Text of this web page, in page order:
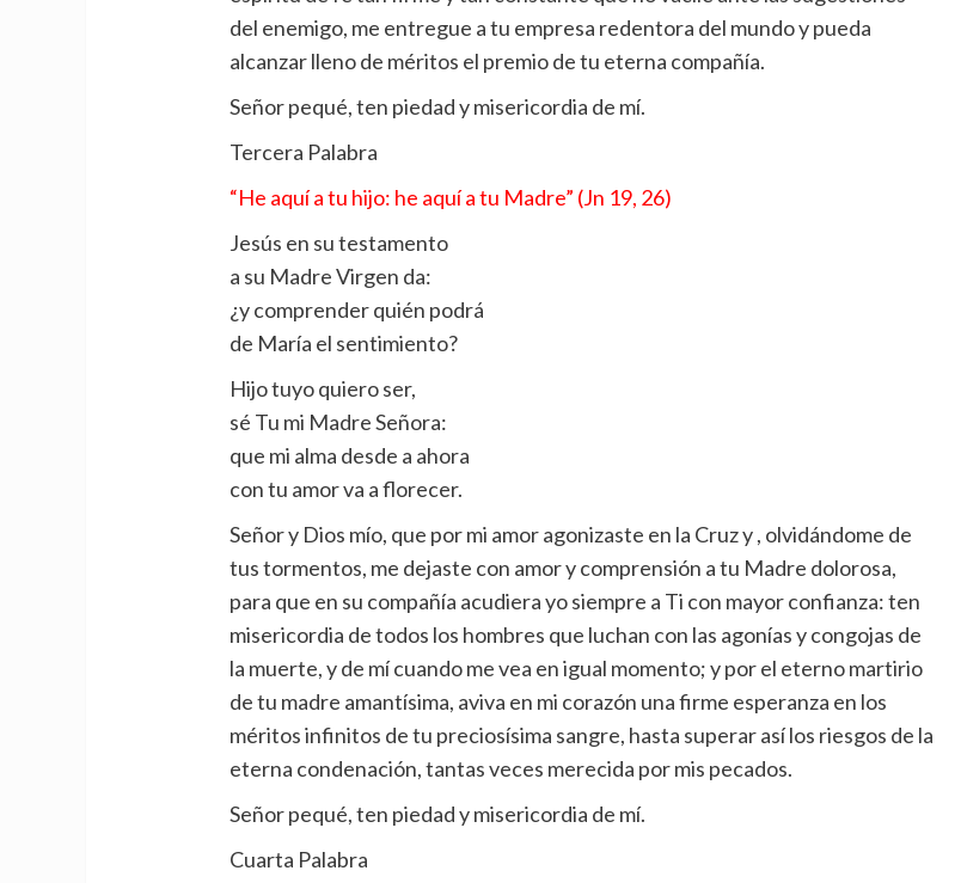
del enemigo, me entregue a tu empresa redentora del mundo y pueda
alcanzar lleno de méritos el premio de tu eterna compañía.
Señor pequé, ten piedad y misericordia de mí.
Tercera Palabra
“He aquí a tu hijo: he aquí a tu Madre” (Jn 19, 26)
Jesús en su testamento
a su Madre Virgen da:
¿y comprender quién podrá
de María el sentimiento?
Hijo tuyo quiero ser,
sé Tu mi Madre Señora:
que mi alma desde a ahora
con tu amor va a florecer.
Señor y Dios mío, que por mi amor agonizaste en la Cruz y , olvidándome de
tus tormentos, me dejaste con amor y comprensión a tu Madre dolorosa,
para que en su compañía acudiera yo siempre a Ti con mayor confianza: ten
misericordia de todos los hombres que luchan con las agonías y congojas de
la muerte, y de mí cuando me vea en igual momento; y por el eterno martirio
de tu madre amantísima, aviva en mi corazón una firme esperanza en los
méritos infinitos de tu preciosísima sangre, hasta superar así los riesgos de la
eterna condenación, tantas veces merecida por mis pecados.
Señor pequé, ten piedad y misericordia de mí.
Cuarta Palabra